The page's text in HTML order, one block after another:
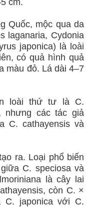
cm.
Quốc, mộc qua da
laganaria, Cydonia
japonica) là loài
có quả hình quả
màu đỏ. Lá dài 4–7
loài thứ tư là C.
nhưng các tác giả
C. cathayensis và
ra. Loại phổ biến
C. speciosa và
là cây lai
còn C. ×
C. japonica với C.